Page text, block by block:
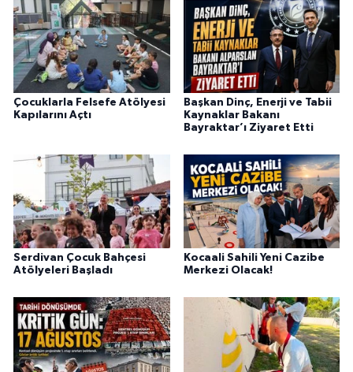
Çocuklarla Felsefe Atölyesi
Kapılarını Açtı
Başkan Dinç, Enerji ve Tabii
Kaynaklar Bakanı
Bayraktar’ı Ziyaret Etti
Serdivan Çocuk Bahçesi
Atölyeleri Başladı
Kocaali Sahili Yeni Cazibe
Merkezi Olacak!